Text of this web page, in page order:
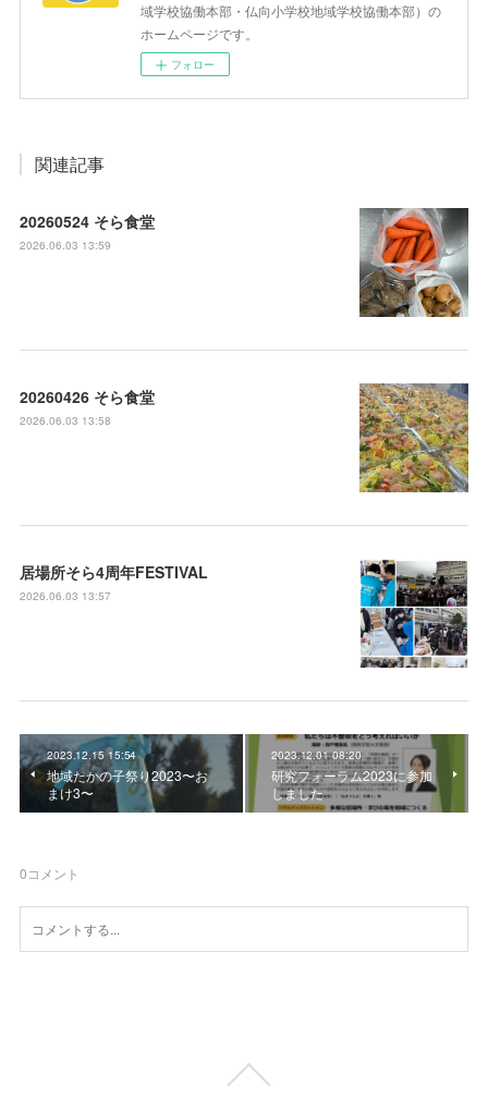
域学校協働本部・仏向小学校地域学校協働本部）の
ホームページです。
フォロー
関連記事
20260524 そら食堂
2026.06.03 13:59
20260426 そら食堂
2026.06.03 13:58
居場所そら4周年FESTIVAL
2026.06.03 13:57
2023.12.15 15:54
地域たかの子祭り2023〜お
まけ3〜
2023.12.01 08:20
研究フォーラム2023に参加
しました
0コメント